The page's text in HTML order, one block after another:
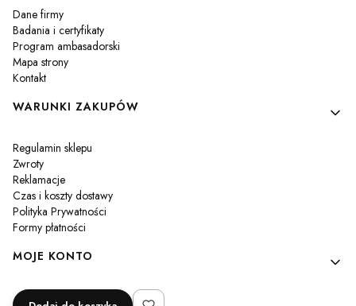
Dane firmy
Badania i certyfikaty
Program ambasadorski
Mapa strony
Kontakt
WARUNKI ZAKUPÓW
Regulamin sklepu
Zwroty
Reklamacje
Czas i koszty dostawy
Polityka Prywatności
Formy płatności
MOJE KONTO
Twoje zamówienia